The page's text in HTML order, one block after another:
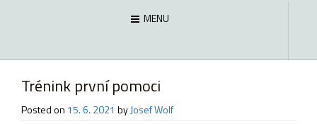
MENU
Trénink první pomoci
Posted on 15. 6. 2021 byJosef Wolf